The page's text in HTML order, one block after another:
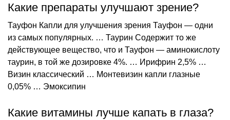
Какие препараты улучшают зрение?
Тауфон Капли для улучшения зрения Тауфон — одни
из самых популярных. … Таурин Содержит то же
действующее вещество, что и Тауфон — аминокислоту
таурин, в той же дозировке 4%. … Ирифрин 2,5% …
Визин классический … Монтевизин капли глазные
0,05% … Эмоксипин
Какие витамины лучше капать в глаза?